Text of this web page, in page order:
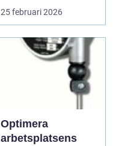
den. Fö...
25 februari 2026
Optimera
arbetsplatsens